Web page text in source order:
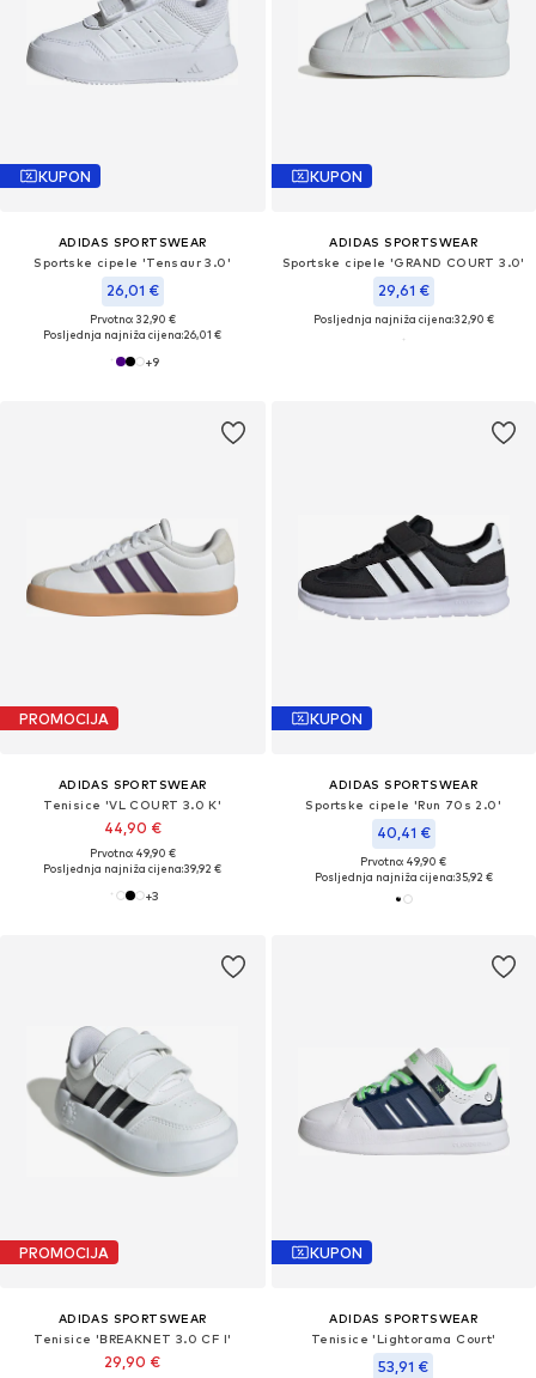
KUPON
ADIDAS SPORTSWEAR
Sportske cipele 'Tensaur 3.0'
26,01 €
Prvotno: 32,90 €
Posljednja najniža cijena:26,01 €
+9
KUPON
ADIDAS SPORTSWEAR
Sportske cipele 'GRAND COURT 3.0'
29,61 €
Posljednja najniža cijena:32,90 €
PROMOCIJA
ADIDAS SPORTSWEAR
Tenisice 'VL COURT 3.0 K'
44,90 €
Prvotno: 49,90 €
Posljednja najniža cijena:39,92 €
+3
KUPON
ADIDAS SPORTSWEAR
Sportske cipele 'Run 70s 2.0'
40,41 €
Prvotno: 49,90 €
Posljednja najniža cijena:35,92 €
PROMOCIJA
ADIDAS SPORTSWEAR
Tenisice 'BREAKNET 3.0 CF I'
29,90 €
KUPON
ADIDAS SPORTSWEAR
Tenisice 'Lightorama Court'
53,91 €